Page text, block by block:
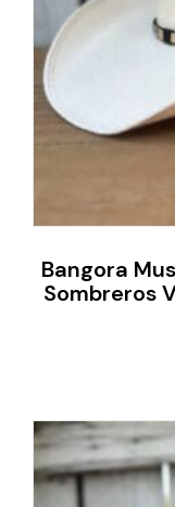
Bangora
Sombreros